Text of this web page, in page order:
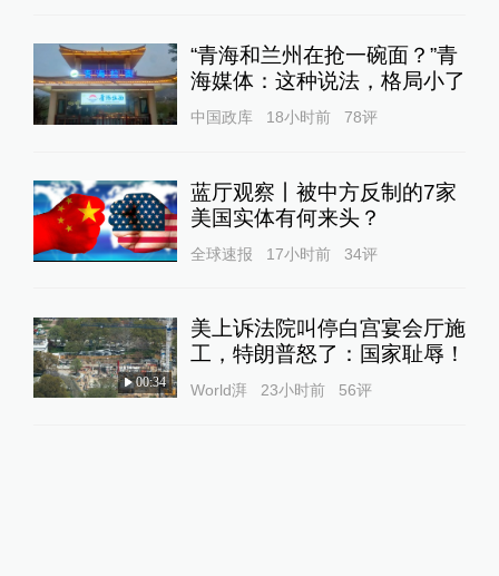
“青海和兰州在抢一碗面？”青
海媒体：这种说法，格局小了
中国政库 18小时前 78评
蓝厅观察丨被中方反制的7家
美国实体有何来头？
全球速报 17小时前 34评
00:34
美上诉法院叫停白宫宴会厅施
工，特朗普怒了：国家耻辱！
World湃 23小时前 56评